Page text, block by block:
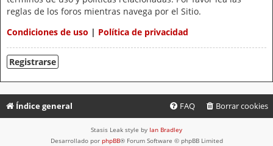
reglas de los foros mientras navega por el Sitio.
Condiciones de uso | Política de privacidad
Registrarse
Índice general Borrar cookies
FAQ
Stasis Leak style by Ian Bradley
Desarrollado por phpBB® Forum Software © phpBB Limited